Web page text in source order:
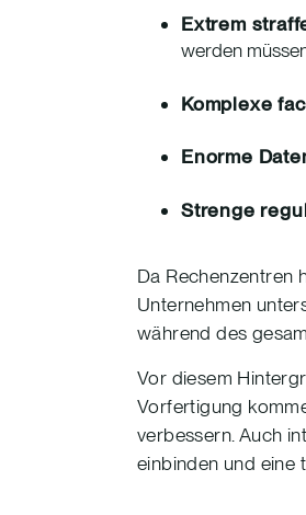
Extrem
werden
Komplexe
Enorme
Strenge
Da Rechenzentren
Unternehmen
während des
Vor diesem
Vorfertigung
verbessern. Auch
einbinden und eine